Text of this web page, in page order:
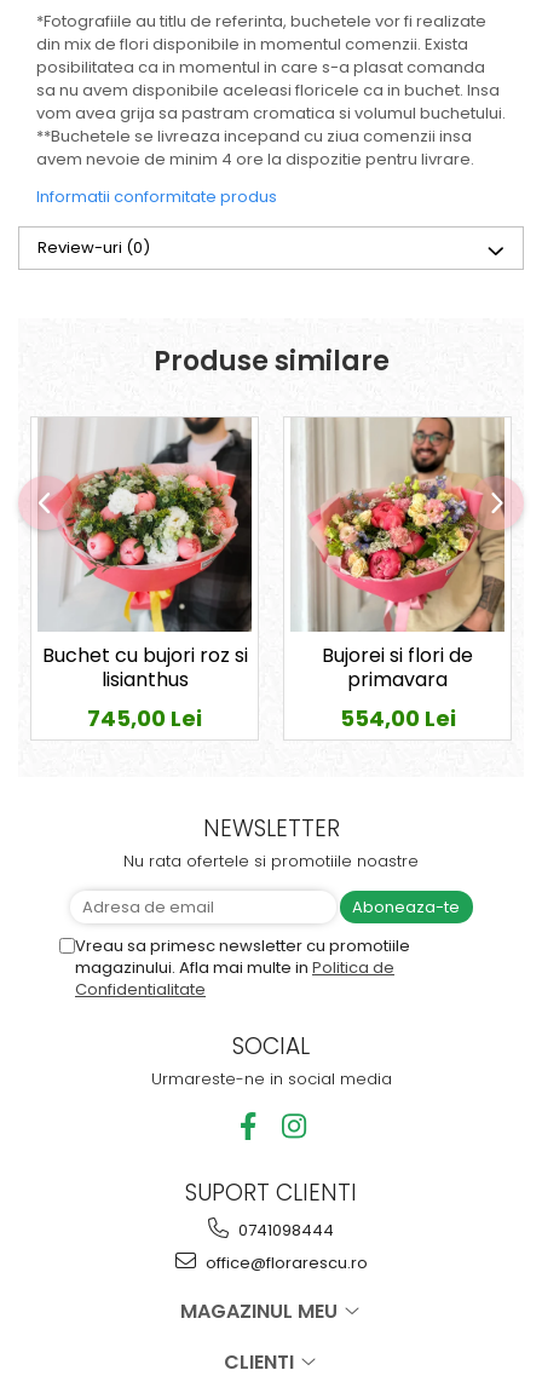
*Fotografiile au titlu de referinta, buchetele vor fi realizate
din mix de flori disponibile in momentul comenzii. Exista
posibilitatea ca in momentul in care s-a plasat comanda
sa nu avem disponibile aceleasi floricele ca in buchet. Insa
vom avea grija sa pastram cromatica si volumul buchetului.
**Buchetele se livreaza incepand cu ziua comenzii insa
avem nevoie de minim 4 ore la dispozitie pentru livrare.
Informatii conformitate produs
Review-uri (0)
Produse similare
Buchet cu bujori roz si
lisianthus
745,00 Lei
Bujorei si flori de
primavara
554,00 Lei
NEWSLETTER
Nu rata ofertele si promotiile noastre
Vreau sa primesc newsletter cu promotiile
magazinului. Afla mai multe in Politica de
Confidentialitate
SOCIAL
Urmareste-ne in social media
SUPORT CLIENTI
0741098444
office@florarescu.ro
MAGAZINUL MEU
CLIENTI